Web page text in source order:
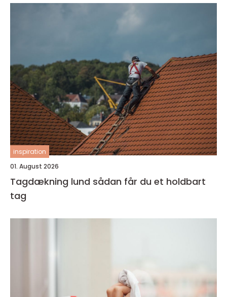
inspiration
01. August 2026
Tagdækning lund sådan får du et holdbart
tag